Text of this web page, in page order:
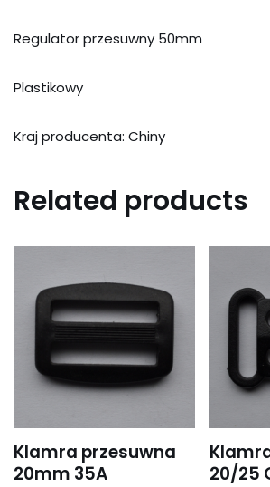
Regulator przesuwny 50mm
Plastikowy
Kraj producenta: Chiny
Related products
Klamra przesuwna
20mm 35A
20/25